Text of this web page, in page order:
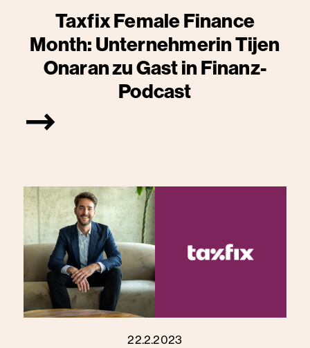
Taxfix Female Finance
Month: Unternehmerin Tijen
Onaran zu Gast in Finanz-
Podcast
22.2.2023